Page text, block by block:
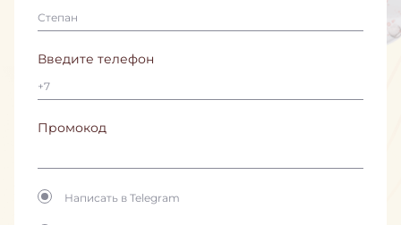
Введите телефон
Промокод
Написать в Telegram